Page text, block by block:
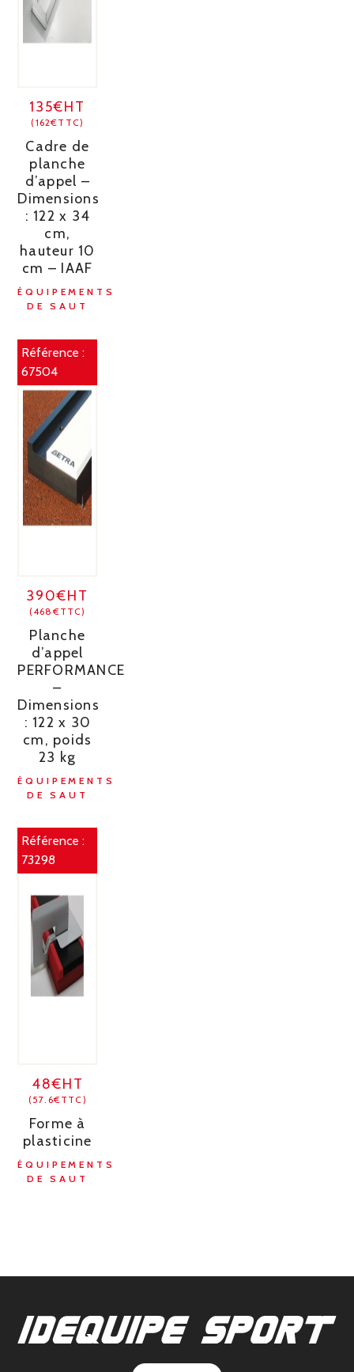
135€HT
(162€TTC)
Cadre de
planche
d’appel –
Dimensions
: 122 x 34
cm,
hauteur 10
cm – IAAF
ÉQUIPEMENTS
DE SAUT
Référence :
67504
390€HT
(468€TTC)
Planche
d’appel
PERFORMANCE
–
Dimensions
: 122 x 30
cm, poids
23 kg
ÉQUIPEMENTS
DE SAUT
Référence :
73298
48€HT
(57.6€TTC)
Forme à
plasticine
ÉQUIPEMENTS
DE SAUT